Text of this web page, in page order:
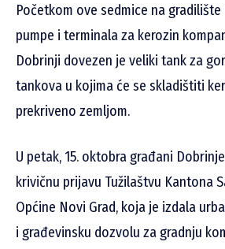
Početkom ove sedmice na
pumpe i terminala za kerozin
Dobrinji dovezen je veliki tank za
tankova u kojima će se skladištiti
prekriveno zemljom.
U petak, 15. oktobra građani
krivičnu prijavu Tužilaštvu Kantona
Općine Novi Grad, koja je izdala
i građevinsku dozvolu za gradnju